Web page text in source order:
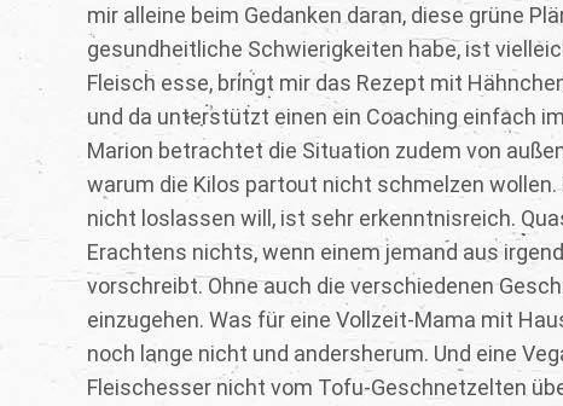
mir alleine beim Gedanken daran, diese grüne
gesundheitliche Schwierigkeiten habe, ist
Fleisch esse, bringt mir das Rezept mit
und da unterstützt einen ein Coaching einfach
Marion betrachtet die Situation zudem von
warum die Kilos partout nicht schmelzen
nicht loslassen will, ist sehr erkenntnisreich.
Erachtens nichts, wenn einem jemand aus
vorschreibt. Ohne auch die verschiedenen
einzugehen. Was für eine Vollzeit-Mama mit
noch lange nicht und andersherum. Und eine
Fleischesser nicht vom Tofu-Geschnetzelten